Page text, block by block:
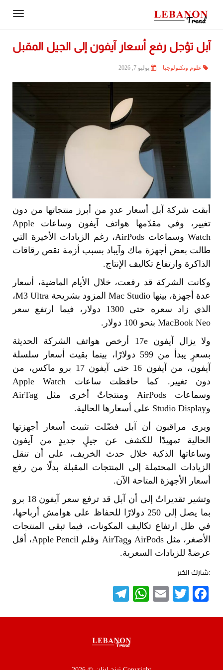
آبل تؤجل رفع أسعار آيفون إلى الجيل المقبل
علوم وتكنولوجيا يوليو 7, 2026
أبقت شركة آبل أسعار عددٍ من أبرز منتجاتها من دون
تغيير، وفي مقدّمها هواتف آيفون وساعات Apple
Watch وسماعات AirPods، رغم الزيادات الأخيرة التي
طالت بعض أجهزة ماك وآيباد بسبب أزمة نقص رقاقات
الذاكرة وارتفاع تكاليف الإنتاج.
وكانت الشركة قد رفعت، خلال الأيام الماضية، أسعار
عدة أجهزة، بينها Mac Studio المزود بشريحة M3 Ultra،
الذي زاد سعره حتى 1300 دولار، فيما ارتفع سعر
MacBook Neo بنحو 100 دولار.
ولا يزال آيفون 17e أرخص هواتف الشركة الحديثة
بسعرٍ يبدأ من 599 دولارًا، بينما بقيت أسعار سلسلة
آيفون، من آيفون 16 حتى آيفون 17 برو ماكس، من
دون تغيير. كما حافظت ساعات Apple Watch
وسماعات AirPods ومنتجاتٌ أخرى مثل AirTag
وStudio Display على أسعارها الحالية.
ويرى مراقبون أن آبل فضّلت تثبيت أسعار أجهزتها
الحالية تمهيدًا للكشف عن جيلٍ جديدٍ من آيفون
وساعاتها الذكية خلال حدث الخريف، على أن تنقل
الزيادات المحتملة إلى المنتجات المقبلة بدلًا من رفع
أسعار الأجهزة المتاحة الآن.
وتشير تقديراتٌ إلى أن آبل قد ترفع سعر آيفون 18 برو
بما يصل إلى 250 دولارًا للحفاظ على هوامش أرباحها،
في ظل ارتفاع تكاليف المكونات، فيما تبقى المنتجات
الأصغر، مثل AirPods وAirTag وقلم Apple Pencil، أقل
عرضةً للزيادات السعرية.
:شارك الخبر
Facebook
Twitter
Email
WhatsApp
Contact
Us